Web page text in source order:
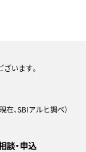
います。
、SBIアルヒ調べ）
談・申込